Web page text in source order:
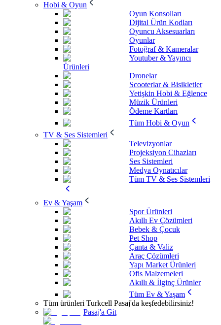
Hobi & Oyun
Oyun Konsolları
Dijital Ürün Kodları
Oyuncu Aksesuarları
Oyunlar
Fotoğraf & Kameralar
Youtuber & Yayıncı
Ürünleri
Dronelar
Scooterlar & Bisikletler
Yetişkin Hobi & Eğlence
Müzik Ürünleri
Ödeme Kartları
Tüm Hobi & Oyun
TV & Ses Sistemleri
Televizyonlar
Projeksiyon Cihazları
Ses Sistemleri
Medya Oynatıcılar
Tüm TV & Ses Sistemleri
Ev & Yaşam
Spor Ürünleri
Akıllı Ev Çözümleri
Bebek & Çocuk
Pet Shop
Çanta & Valiz
Araç Çözümleri
Yapı Market Ürünleri
Ofis Malzemeleri
Akıllı & İlginç Ürünler
Tüm Ev & Yaşam
Tüm ürünleri Turkcell Pasaj'da keşfedebilirsiniz!
Pasaj'a Git